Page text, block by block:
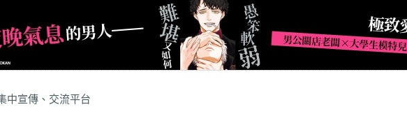
中宣傳、交流平台